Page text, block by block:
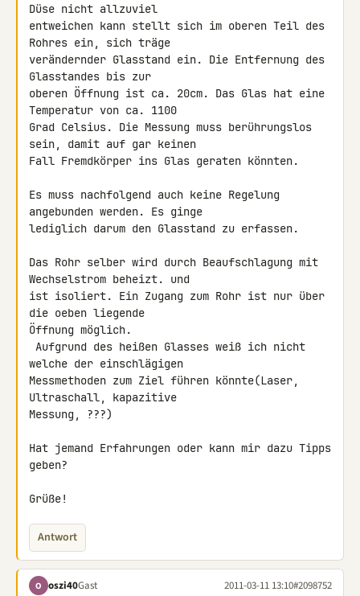
Düse nicht allzuviel
entweichen kann stellt sich im oberen Teil des
Rohres ein, sich träge
verändernder Glasstand ein. Die Entfernung des
Glasstandes bis zur
oberen Öffnung ist ca. 20cm. Das Glas hat eine
Temperatur von ca. 1100
Grad Celsius. Die Messung muss berührungslos
sein, damit auf gar keinen
Fall Fremdkörper ins Glas geraten könnten.
Es muss nachfolgend auch keine Regelung
angebunden werden. Es ginge
lediglich darum den Glasstand zu erfassen.
Das Rohr selber wird durch Beaufschlagung mit
Wechselstrom beheizt. und
ist isoliert. Ein Zugang zum Rohr ist nur über
die oeben liegende
Öffnung möglich.
welche der einschlägigen
Messmethoden zum Ziel führen könnte(Laser,
Ultraschall, kapazitive
Messung, ???)
Hat jemand Erfahrungen oder kann mir dazu Tipps
geben?
Grüße!
Antwort
O oszi40Gast 2011-03-11 13:10#2098752